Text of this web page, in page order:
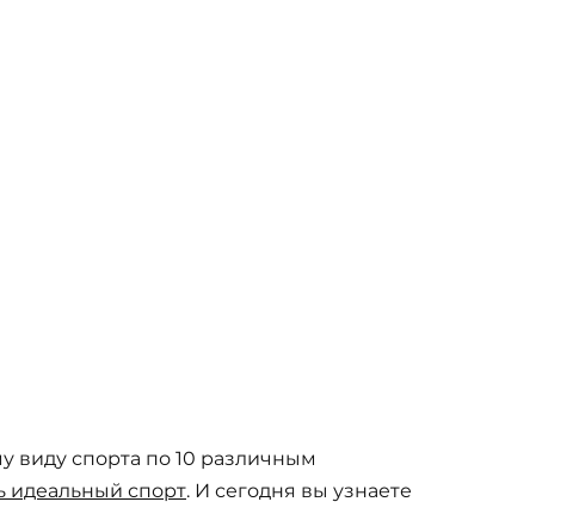
виду спорта по 10 различным
идеальный спорт. И сегодня вы узнаете